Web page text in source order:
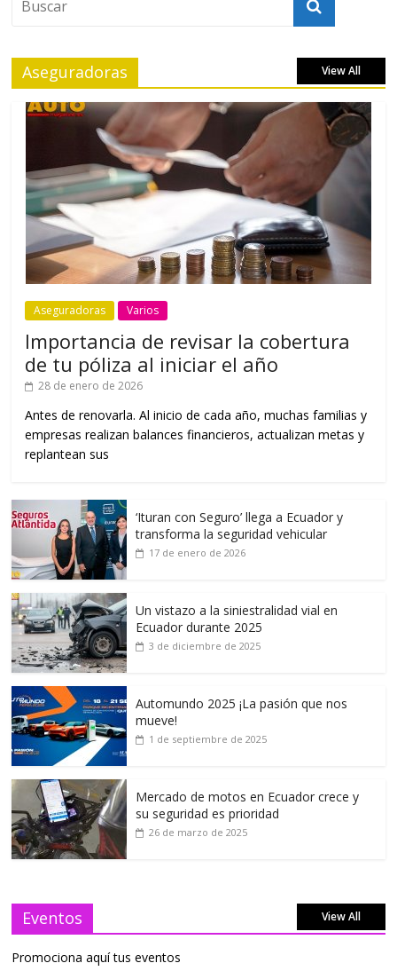
Aseguradoras View All
Aseguradoras Varios
Importancia de revisar la cobertura
de tu póliza al iniciar el año
28 de enero de 2026
Antes de renovarla. Al inicio de cada año, muchas familias y
empresas realizan balances financieros, actualizan metas y
replantean sus
‘Ituran con Seguro’ llega a Ecuador y
transforma la seguridad vehicular
17 de enero de 2026
Un vistazo a la siniestralidad vial en
Ecuador durante 2025
3 de diciembre de 2025
Automundo 2025 ¡La pasión que nos
mueve!
1 de septiembre de 2025
Mercado de motos en Ecuador crece y
su seguridad es prioridad
26 de marzo de 2025
Eventos View All
Promociona aquí tus eventos